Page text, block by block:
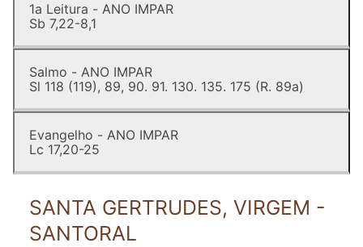
1a Leitura - ANO IMPAR
Sb 7,22-8,1
Salmo - ANO IMPAR
Sl 118 (119), 89, 90. 91. 130. 135. 175 (R. 89a)
Evangelho - ANO IMPAR
Lc 17,20-25
SANTA GERTRUDES, VIRGEM -
SANTORAL